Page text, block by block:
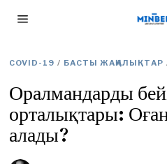
COVID-19 / БАСТЫ ЖАҢАЛЫҚТАР
Оралмандарды
орталықтары:
алады?